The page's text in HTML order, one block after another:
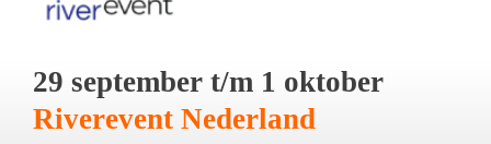
29 september t/m 1 oktober
Riverevent Nederland